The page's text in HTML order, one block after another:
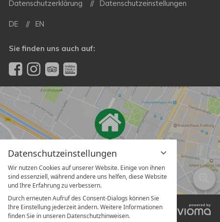
Datenschutzeinstellungen
Wir nutzen Cookies auf unserer Website. Einige von ihnen
sind essenziell, während andere uns helfen, diese Website
und Ihre Erfahrung zu verbessern.
Durch erneuten Aufruf des Consent-Dialogs können Sie
Ihre Einstellung jederzeit ändern. Weitere Informationen
finden Sie in unseren Datenschutzhinweisen.
Datenschutzerklärung
Datenschutzeinstellungen
DE EN
Sie finden uns auch auf: